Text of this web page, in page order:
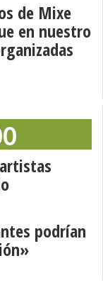
de Mixe
en nuestro
podrían